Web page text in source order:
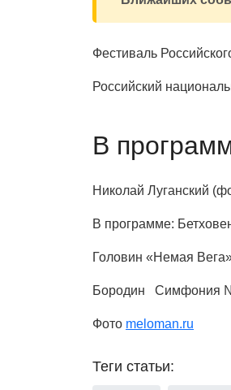
Фестиваль
Российский
В
Николай Луганский
В программе:
Головин «Немая
Бородин Симфония №
Фото meloman.ru
Теги статьи: